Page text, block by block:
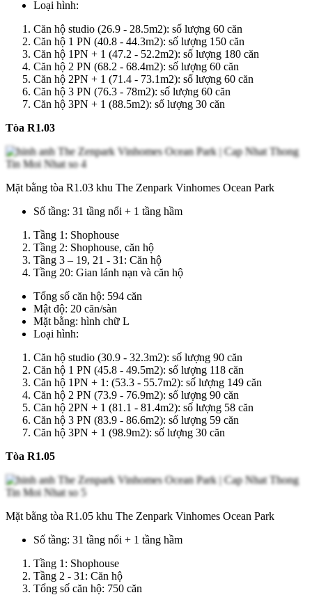
Loại hình:
Căn hộ studio (26.9 - 28.5m2): số lượng 60 căn
Căn hộ 1 PN (40.8 - 44.3m2): số lượng 150 căn
Căn hộ 1PN + 1 (47.2 - 52.2m2): số lượng 180 căn
Căn hộ 2 PN (68.2 - 68.4m2): số lượng 60 căn
Căn hộ 2PN + 1 (71.4 - 73.1m2): số lượng 60 căn
Căn hộ 3 PN (76.3 - 78m2): số lượng 60 căn
Căn hộ 3PN + 1 (88.5m2): số lượng 30 căn
Tòa R1.03
Mặt bằng tòa R1.03 khu The Zenpark Vinhomes Ocean Park
Số tầng: 31 tầng nổi + 1 tầng hầm
Tầng 1: Shophouse
Tầng 2: Shophouse, căn hộ
Tầng 3 – 19, 21 - 31: Căn hộ
Tầng 20: Gian lánh nạn và căn hộ
Tổng số căn hộ: 594 căn
Mật độ: 20 căn/sàn
Mặt bằng: hình chữ L
Loại hình:
Căn hộ studio (30.9 - 32.3m2): số lượng 90 căn
Căn hộ 1 PN (45.8 - 49.5m2): số lượng 118 căn
Căn hộ 1PN + 1: (53.3 - 55.7m2): số lượng 149 căn
Căn hộ 2 PN (73.9 - 76.9m2): số lượng 90 căn
Căn hộ 2PN + 1 (81.1 - 81.4m2): số lượng 58 căn
Căn hộ 3 PN (83.9 - 86.6m2): số lượng 59 căn
Căn hộ 3PN + 1 (98.9m2): số lượng 30 căn
Tòa R1.05
Mặt bằng tòa R1.05 khu The Zenpark Vinhomes Ocean Park
Số tầng: 31 tầng nổi + 1 tầng hầm
Tầng 1: Shophouse
Tầng 2 - 31: Căn hộ
Tổng số căn hộ: 750 căn